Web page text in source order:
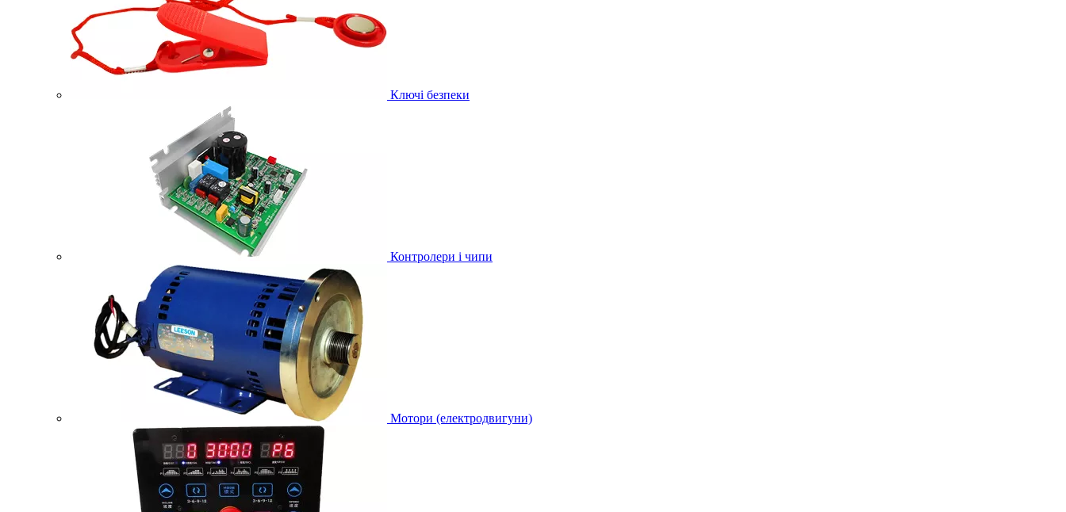
Ключі безпеки
Контролери і чипи
Мотори (електродвигуни)